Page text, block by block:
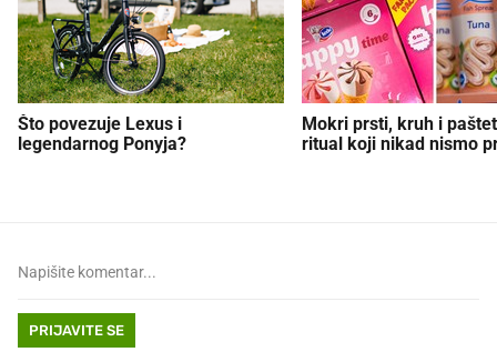
Što povezuje Lexus i
legendarnog Ponyja?
Mokri prsti, kruh i
ritual koji nikad nismo
PRIJAVITE SE